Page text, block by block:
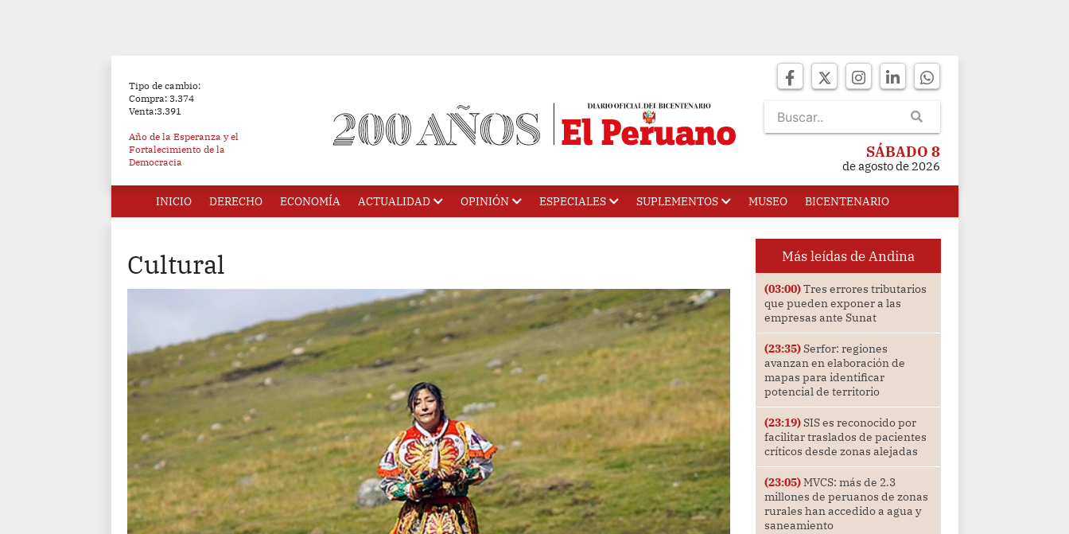
Tipo de cambio:
Compra: 3.374
Venta:3.391
Año de la Esperanza y el
Fortalecimiento de la
Democracia
SÁBADO 8
de agosto de 2026
INICIO DERECHO ECONOMÍA ACTUALIDAD OPINIÓN ESPECIALES SUPLEMENTOS MUSEO BICENTENARIO
Cultural Más leídas de Andina
(03:00)Tres errores tributarios
que pueden exponer a las
empresas ante Sunat
(23:35)Serfor: regiones
avanzan en elaboración de
mapas para identificar
potencial de territorio
(23:19)SIS es reconocido por
facilitar traslados de pacientes
críticos desde zonas alejadas
(23:05)MVCS: más de 2.3
millones de peruanos de zonas
rurales han accedido a agua y
saneamiento